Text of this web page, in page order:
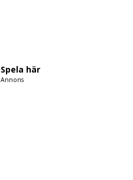
Spela här
Annons